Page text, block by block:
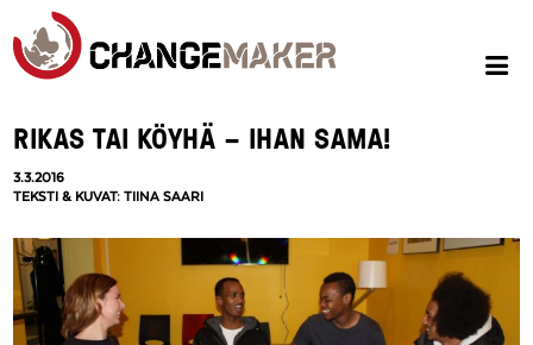
RIKAS TAI KÖYHÄ – IHAN SAMA!
3.3.2016
TEKSTI & KUVAT: TIINA SAARI